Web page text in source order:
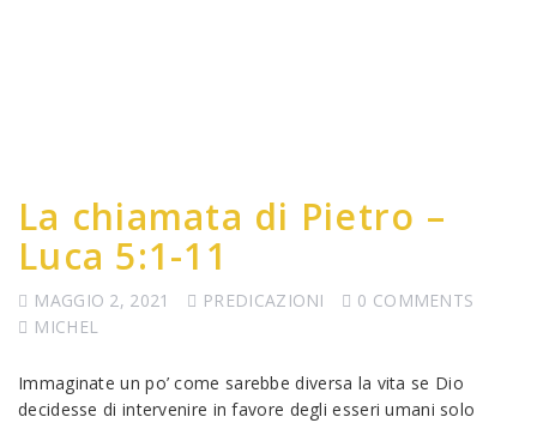
La chiamata di Pietro –
Luca 5:1-11
MAGGIO 2, 2021 PREDICAZIONI
0 COMMENTS
MICHEL
Immaginate un po’ come sarebbe diversa la vita se Dio
decidesse di intervenire in favore degli esseri umani solo